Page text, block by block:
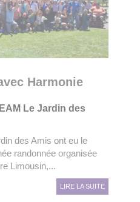
Harmonie
EAM Le Jardin des
des Amis ont eu le
randonnée organisée
Limousin,...
LIRE LA SUITE